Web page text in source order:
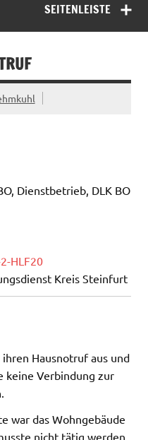
SEITENLEISTE
Dienstbetrieb, DLK BO
HLF20
Kreis Steinfurt
Hausnotruf aus und
keine Verbindung zur
war das Wohngebäude
nicht tätig werden.